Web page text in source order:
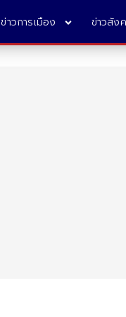
ข่าวการเมือง ข่าวสัง